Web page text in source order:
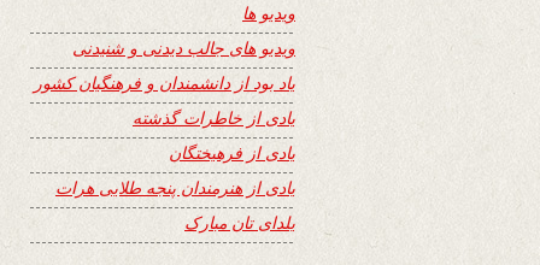
ویدیو ها
ویدیو های جالب دیدنی و شنیدنی
یاد بود از دانشمندان و فرهنگیان کشور
یادی از خاطرات گذشته
یادی از فرهیختگان
یادی از هنرمندان پنجه طلایی هرات
یلدای تان مبارک